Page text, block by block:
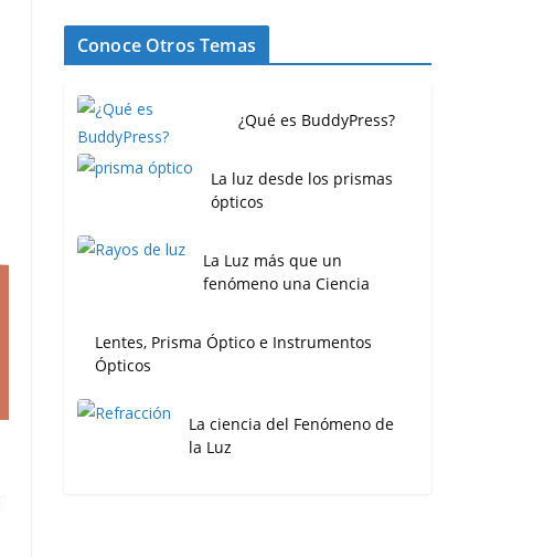
Conoce Otros Temas
¿Qué es BuddyPress?
La luz desde los prismas
ópticos
La Luz más que un
fenómeno una Ciencia
Lentes, Prisma Óptico e Instrumentos
Ópticos
La ciencia del Fenómeno de
la Luz